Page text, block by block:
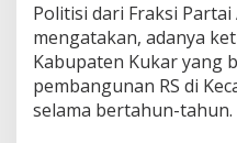
Politisi dari Fraksi
mengatakan, adanya
Kabupaten Kukar yang
pembangunan RS di
selama bertahun-tahun.